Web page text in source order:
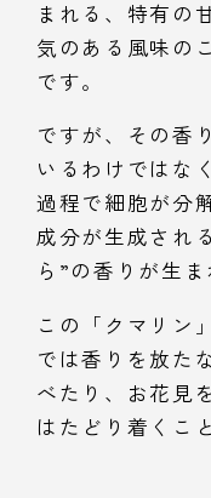
まれる、特有の
気のある風味の
です。
ですが、その香
いるわけではな
過程で細胞が分
成分が生成され
ら”の香りが生ま
この「クマリン
では香りを放た
べたり、お花見
はたどり着くこ